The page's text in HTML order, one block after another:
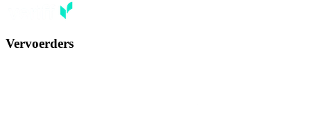
Vervoerders